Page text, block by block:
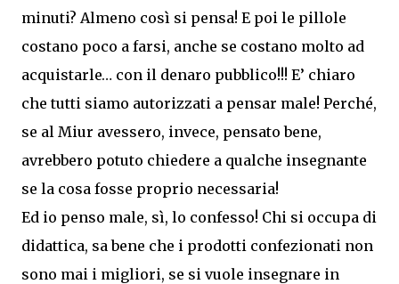
minuti? Almeno così si pensa! E poi le pillole
costano poco a farsi, anche se costano molto ad
acquistarle… con il denaro pubblico!!! E’ chiaro
che tutti siamo autorizzati a pensar male! Perché,
se al Miur avessero, invece, pensato bene,
avrebbero potuto chiedere a qualche insegnante
se la cosa fosse proprio necessaria!
Ed io penso male, sì, lo confesso! Chi si occupa di
didattica, sa bene che i prodotti confezionati non
sono mai i migliori, se si vuole insegnare in